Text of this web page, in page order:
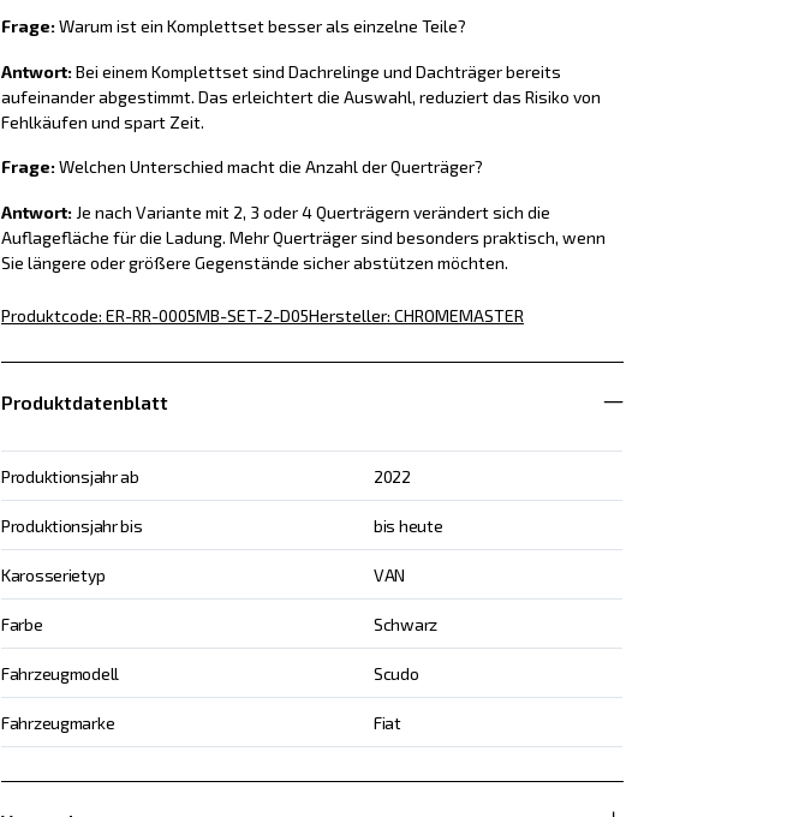
Frage:Warum ist ein Komplettset besser als einzelne Teile?
Antwort:Bei einem Komplettset sind Dachrelinge und Dachträger bereits
aufeinander abgestimmt. Das erleichtert die Auswahl, reduziert das Risiko von
Fehlkäufen und spart Zeit.
Frage:Welchen Unterschied macht die Anzahl der Querträger?
Antwort:Je nach Variante mit 2, 3 oder 4 Querträgern verändert sich die
Auflagefläche für die Ladung. Mehr Querträger sind besonders praktisch, wenn
Sie längere oder größere Gegenstände sicher abstützen möchten.
Produktcode: ER-RR-0005MB-SET-2-D05Hersteller: CHROMEMASTER
Produktdatenblatt
Produktionsjahr ab 2022
Produktionsjahr bis bis heute
Karosserietyp VAN
Farbe Schwarz
Fahrzeugmodell Scudo
Fahrzeugmarke Fiat